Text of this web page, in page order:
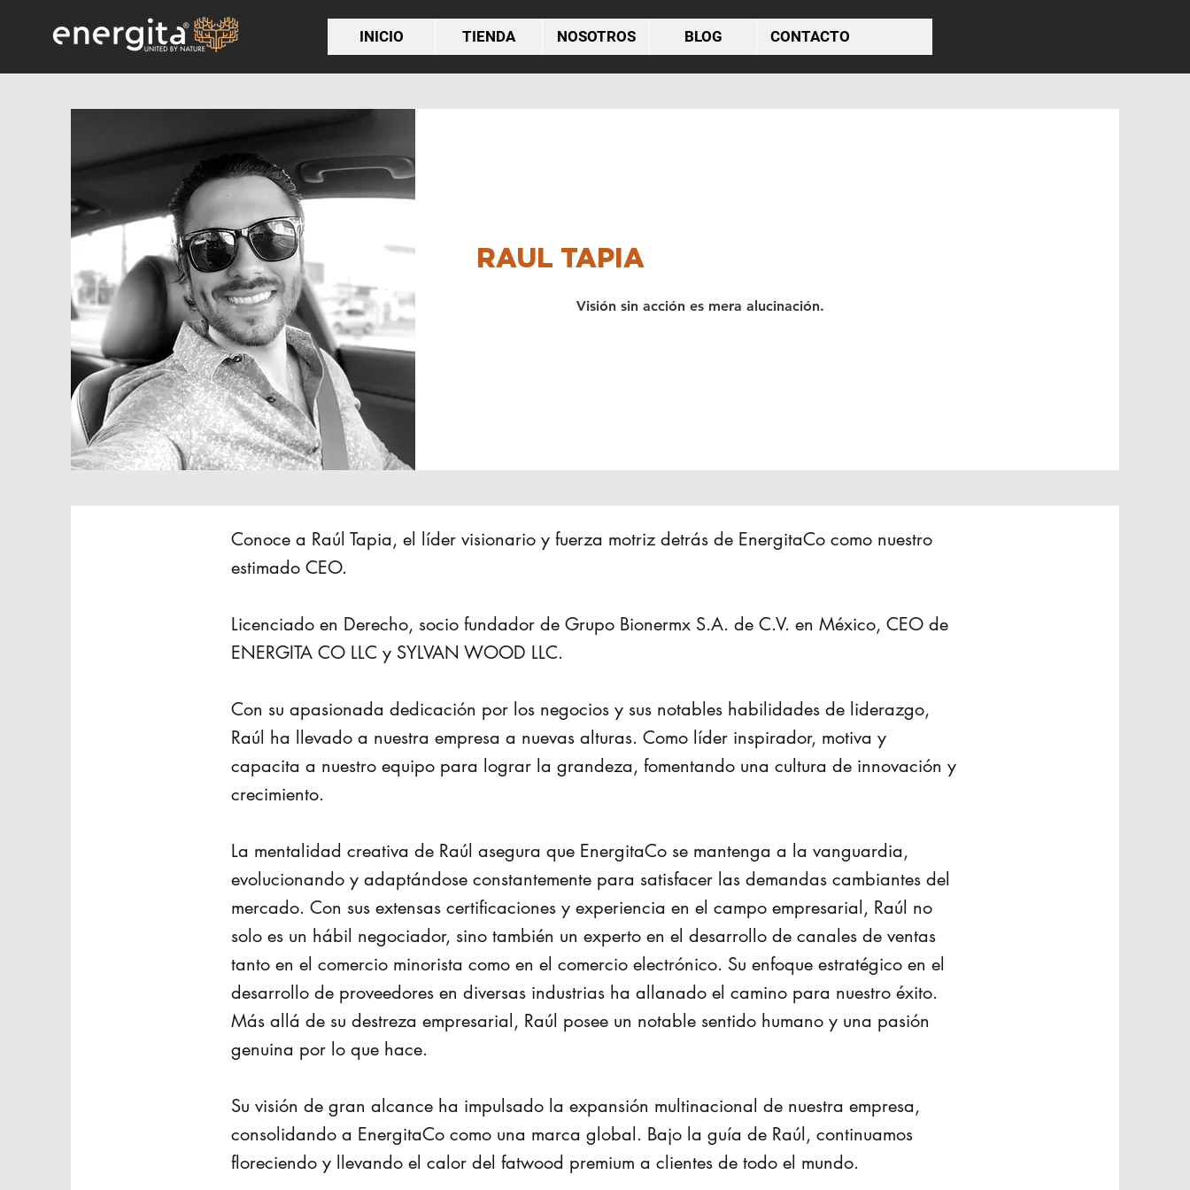
INICIO TIENDA NOSOTROS BLOG CONTACTO
RAUL TAPIA
Visión sin acción es mera alucinación.
Conoce a Raúl Tapia, el líder visionario y fuerza motriz detrás de EnergitaCo como nuestro
estimado CEO.
Licenciado en Derecho, socio fundador de Grupo Bionermx S.A. de C.V. en México, CEO de
ENERGITA CO LLC y SYLVAN WOOD LLC.
Con su apasionada dedicación por los negocios y sus notables habilidades de liderazgo,
Raúl ha llevado a nuestra empresa a nuevas alturas. Como líder inspirador, motiva y
capacita a nuestro equipo para lograr la grandeza, fomentando una cultura de innovación y
crecimiento.
La mentalidad creativa de Raúl asegura que EnergitaCo se mantenga a la vanguardia,
evolucionando y adaptándose constantemente para satisfacer las demandas cambiantes del
mercado. Con sus extensas certificaciones y experiencia en el campo empresarial, Raúl no
solo es un hábil negociador, sino también un experto en el desarrollo de canales de ventas
tanto en el comercio minorista como en el comercio electrónico. Su enfoque estratégico en el
desarrollo de proveedores en diversas industrias ha allanado el camino para nuestro éxito.
Más allá de su destreza empresarial, Raúl posee un notable sentido humano y una pasión
genuina por lo que hace.
Su visión de gran alcance ha impulsado la expansión multinacional de nuestra empresa,
consolidando a EnergitaCo como una marca global. Bajo la guía de Raúl, continuamos
floreciendo y llevando el calor del fatwood premium a clientes de todo el mundo.